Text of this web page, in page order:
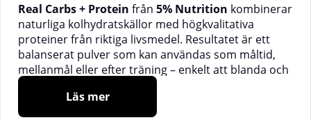
Real Carbs + Protein från 5% Nutrition kombinerar
naturliga kolhydratskällor med högkvalitativa
proteiner från riktiga livsmedel. Resultatet är ett
balanserat pulver som kan användas som måltid,
mellanmål eller efter träning – enkelt att blanda och
gott att dricka.
Formulan bygger på
helt livsmedelsbaserade
Läs mer